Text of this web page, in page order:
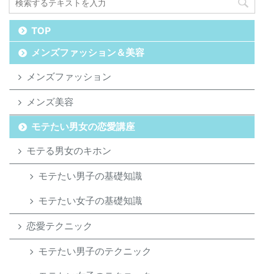
TOP
メンズファッション＆美容
メンズファッション
メンズ美容
モテたい男女の恋愛講座
モテる男女のキホン
モテたい男子の基礎知識
モテたい女子の基礎知識
恋愛テクニック
モテたい男子のテクニック